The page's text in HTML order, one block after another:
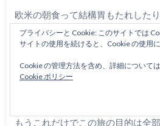
欧米の朝食って結構胃もたれしたり
日本人にはこのぐらいのお食事が
昨夜は美味しいヤマメをたくさん
もうこれだけでこの旅の目的は全
プライバシーと Cookie: このサイトでは
サイトの使用を続けると、Cookie の使用
Cookie の管理方法を含め、詳細について
Cookie ポリシー